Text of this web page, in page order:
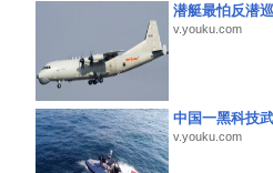
潜艇最怕反潜
v.youku.com
中国一黑科技
v.youku.com